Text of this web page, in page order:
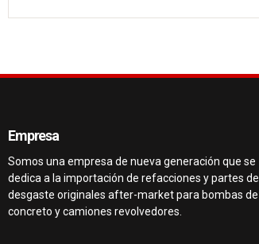
Empresa
Somos una empresa de nueva generación que se
dedica a la importación de refacciones y partes de
desgaste originales after-market para bombas de
concreto y camiones revolvedores.